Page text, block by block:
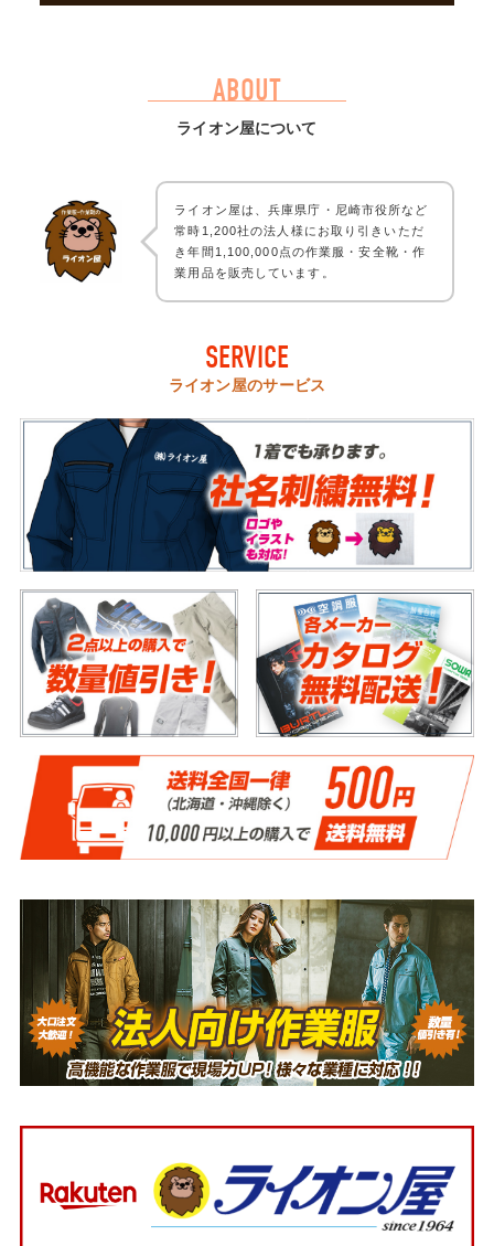
ABOUT
ライオン屋について
ライオン屋は、兵庫県庁・尼崎市役所など
常時1,200社の法人様にお取り引きいただ
き年間1,100,000点の作業服・安全靴・作
業用品を販売しています。
SERVICE
ライオン屋のサービス